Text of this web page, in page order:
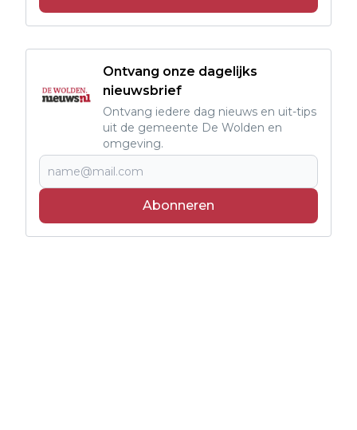
Ontvang onze dagelijks
nieuwsbrief
Ontvang iedere dag nieuws en uit-tips
uit de gemeente De Wolden en
omgeving.
Abonneren